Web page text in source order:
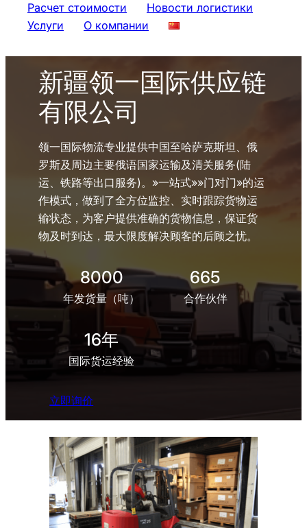
Расчет стоимости
Новости логистики
Услуги
О компании
新疆领一国际供应链
有限公司
领一国际物流专业提供中国至哈萨克斯坦、俄
罗斯及周边主要俄语国家运输及清关服务(陆
运、铁路等出口服务)。»一站式»»门对门»的运
作模式，做到了全方位监控、实时跟踪货物运
输状态，为客户提供准确的货物信息，保证货
物及时到达，最大限度解决顾客的后顾之忧。
8000
年发货量（吨）
665
合作伙伴
16年
国际货运经验
立即询价